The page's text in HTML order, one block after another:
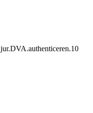
jur.DVA.authenticeren.10